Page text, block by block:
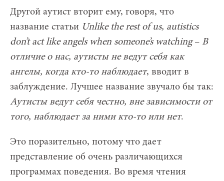
Другой аутист вторит ему, говоря, что
название статьи Unlike the rest of us, autistics
don’t act like angels when someone’s watching– В
отличие о нас, аутисты не ведут себя как
ангелы, когда кто-то наблюдает, вводит в
заблуждение. Лучшее название звучало бы так:
Аутисты ведут себя честно, вне зависимости от
того, наблюдает за ними кто-то или нет.
Это поразительно, потому что дает
представление об очень различающихся
программах поведения. Во время чтения